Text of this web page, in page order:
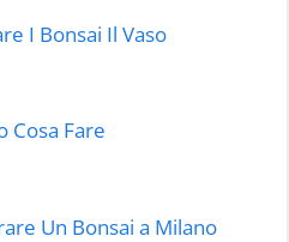
I Bonsai Il Vaso
Cosa Fare
Un Bonsai a Milano